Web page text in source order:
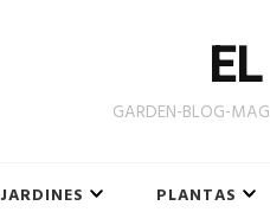
GARDEN-BLOG-
JARDINES PLANTAS